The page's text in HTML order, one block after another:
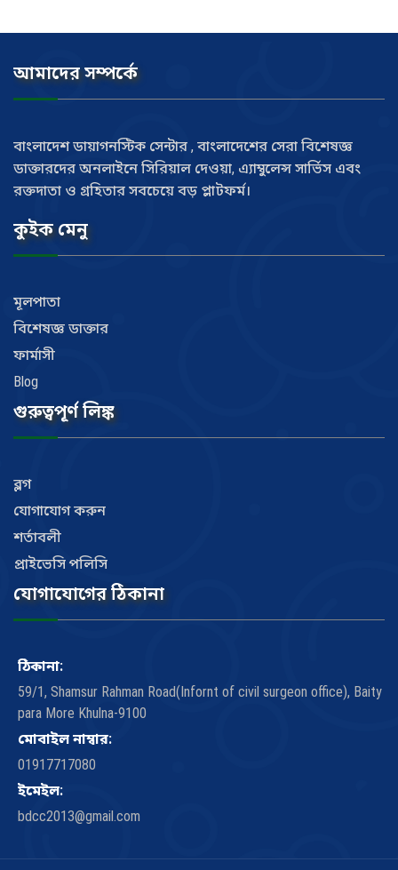
আমাদের সম্পর্কে
বাংলাদেশ ডায়াগনস্টিক সেন্টার , বাংলাদেশের সেরা বিশেষজ্ঞ
ডাক্তারদের অনলাইনে সিরিয়াল দেওয়া, এ্যাম্বুলেন্স সার্ভিস এবং
রক্তদাতা ও গ্রহিতার সবচেয়ে বড় প্লাটফর্ম।
কুইক মেনু
মূলপাতা
বিশেষজ্ঞ ডাক্তার
ফার্মাসী
Blog
গুরুত্বপূর্ণ লিঙ্ক
ব্লগ
যোগাযোগ করুন
শর্তাবলী
প্রাইভেসি পলিসি
যোগাযোগের ঠিকানা
ঠিকানা:
59/1, Shamsur Rahman Road(Infornt of civil surgeon office), Baity
para More Khulna-9100
মোবাইল নাম্বার:
01917717080
ইমেইল:
bdcc2013@gmail.com